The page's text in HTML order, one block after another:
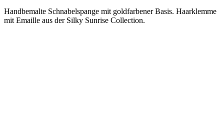
Handbemalte Schnabelspange mit goldfarbener Basis. Haarklemme
mit Emaille aus der Silky Sunrise Collection.